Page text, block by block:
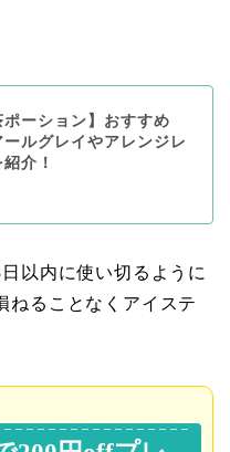
ポーション】おすすめ
ールグレイやアレンジレ
介！
以内に使い切るように
ねることなくアイステ